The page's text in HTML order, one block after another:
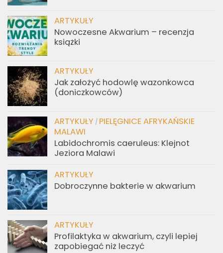
ARTYKUŁY
Nowoczesne Akwarium – recenzja
książki
ARTYKUŁY
Jak założyć hodowlę wazonkowca
(doniczkowców)
ARTYKUŁY / PIELĘGNICE AFRYKAŃSKIE
MALAWI
Labidochromis caeruleus: Klejnot
Jeziora Malawi
ARTYKUŁY
Dobroczynne bakterie w akwarium
ARTYKUŁY
Profilaktyka w akwarium, czyli lepiej
zapobiegać niż leczyć